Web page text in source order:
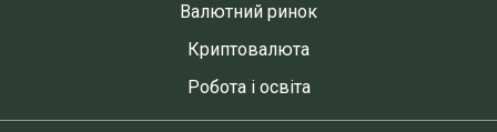
Валютний ринок
Криптовалюта
Робота і освіта